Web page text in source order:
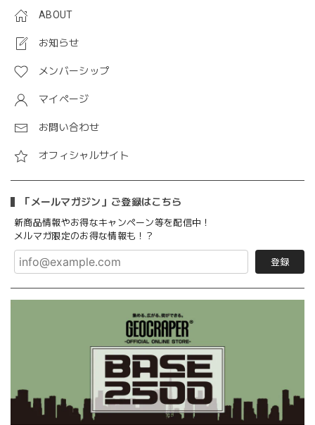
ABOUT
お知らせ
メンバーシップ
マイページ
お問い合わせ
オフィシャルサイト
「メールマガジン」ご登録はこちら
新商品情報やお得なキャンペーン等を配信中！
メルマガ限定のお得な情報も！？
登録